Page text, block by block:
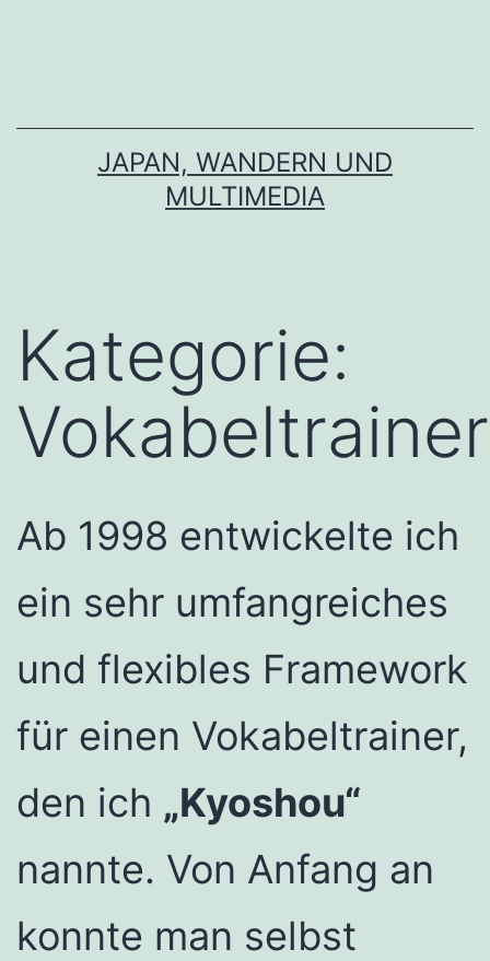
JAPAN, WANDERN UND
MULTIMEDIA
Kategorie:
Vokabeltrainer
Ab 1998 entwickelte ich
ein sehr umfangreiches
und flexibles Framework
für einen Vokabeltrainer,
den ich „Kyoshou“
nannte. Von Anfang an
konnte man selbst